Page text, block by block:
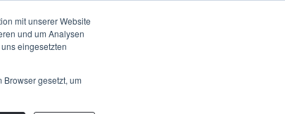
mit unserer Website
und um Analysen
eingesetzten
gesetzt, um
Talk to us